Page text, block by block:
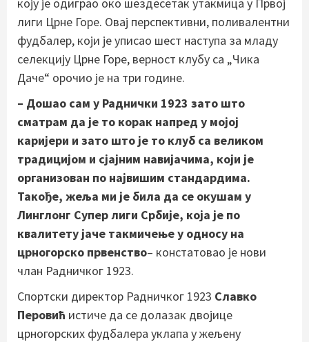
лиги Црне Горе. Овај перспективни, поливалентни
фудбалер, који је уписао шест наступа за младу
селекцију Црне Горе, верност клубу са „Чика
Даче“ орочио је на три године.
– Дошао сам у Раднички 1923 зато што
сматрам да је то корак напред у мојој
каријери и зато што је то клуб са великом
традицијом и сјајним навијачима, који је
организован по највишим стандардима.
Такође, жеља ми је била да се окушам у
Линглонг Супер лиги Србије, која је по
квалитету јаче такмичење у односу на
црногорско првенство– констатовао је нови
члан Радничког 1923.
Спортски директор Радничког 1923 Славко
Перовић истиче да се долазак двојице
црногорских фудбалера уклапа у жељену